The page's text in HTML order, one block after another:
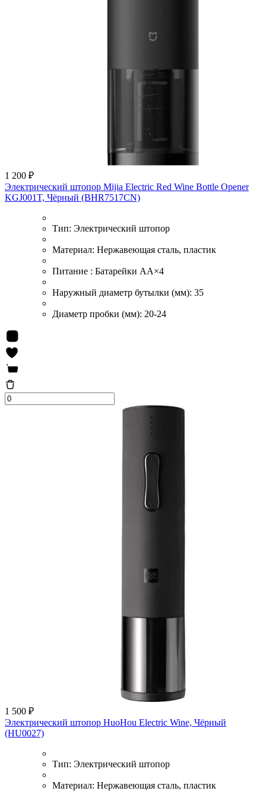
1 200 ₽
Электрический штопор Mijia Electric Red Wine Bottle Opener
KGJ001T, Чёрный (BHR7517CN)
Тип: Электрический штопор
Материал: Нержавеющая сталь, пластик
Питание : Батарейки AA×4
Наружный диаметр бутылки (мм): 35
Диаметр пробки (мм): 20-24
1 500 ₽
Электрический штопор HuoHou Electric Wine, Чёрный
(HU0027)
Тип: Электрический штопор
Материал: Нержавеющая сталь, пластик